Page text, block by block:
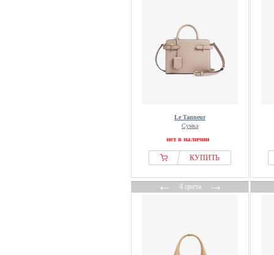
Le Tanneur
Сумка
нет в наличии
КУПИТЬ
←4 цвета→